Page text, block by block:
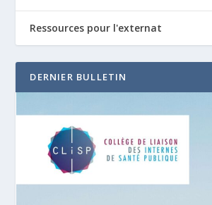
Ressources pour l'externat
DERNIER BULLETIN